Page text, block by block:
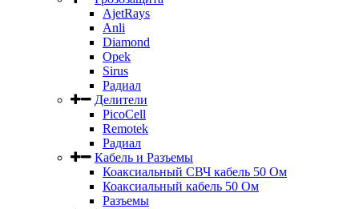
AjetRays
Anli
Diamond
Opek
Sirus
Радиал
Делители
PicoCell
Remotek
Радиал
Кабель и Разъемы
Коаксиальный СВЧ кабель 50 Ом
Коаксиальный кабель 50 Ом
Разъемы